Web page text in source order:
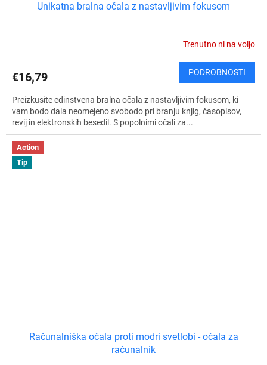
Unikatna bralna očala z nastavljivim fokusom
Trenutno ni na voljo
€16,79 PODROBNOSTI
Preizkusite edinstvena bralna očala z nastavljivim fokusom, ki
vam bodo dala neomejeno svobodo pri branju knjig, časopisov,
revij in elektronskih besedil. S popolnimi očali za...
Action
Tip
Računalniška očala proti modri svetlobi - očala za
računalnik